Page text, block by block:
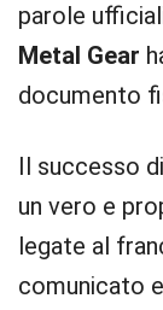
parole
Metal Gear
documento
Il successo
un vero e
legate al
comunicato